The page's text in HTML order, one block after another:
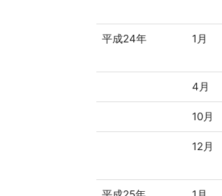
平成24年 1月
4月
10月
12月